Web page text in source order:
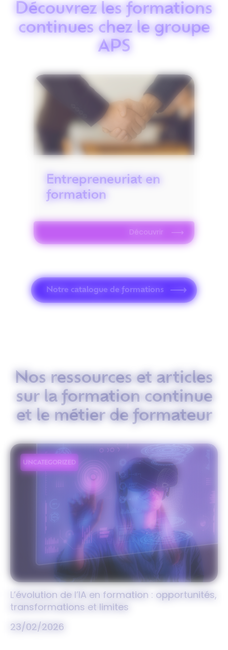
Découvrez les formations
continues chez le groupe
APS
Digital Learning & IA
Découvrir
Notre catalogue de formations
Nos ressources et articles
sur la formation continue
et le métier de formateur
UNCATEGORIZED
L’évolution de l’IA en formation : opportunités,
transformations et limites
23/02/2026